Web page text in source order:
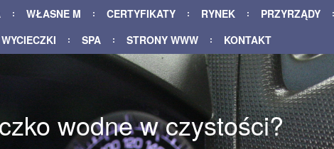
WŁASNE M CERTYFIKATY RYNEK PRZYRZĄDY
WYCIECZKI SPA STRONY WWW KONTAKT
wodne w czystości?